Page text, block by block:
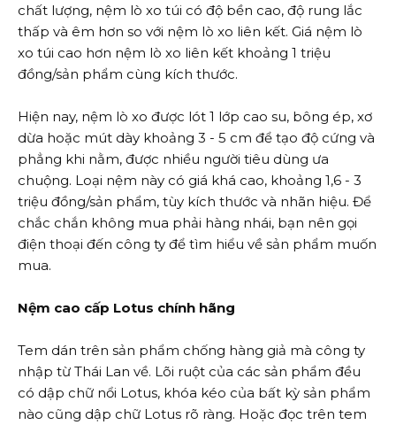
chất lượng, nệm lò xo túi có độ bền cao, độ rung lắc
thấp và êm hơn so với nệm lò xo liên kết. Giá nệm lò
xo túi cao hơn nệm lò xo liên kết khoảng 1 triệu
đồng/sản phẩm cùng kích thước.
Hiện nay, nệm lò xo được lót 1 lớp cao su, bông ép, xơ
dừa hoặc mút dày khoảng 3 - 5 cm để tạo độ cứng và
phẳng khi nằm, được nhiều người tiêu dùng ưa
chuộng. Loại nệm này có giá khá cao, khoảng 1,6 - 3
triệu đồng/sản phẩm, tùy kích thước và nhãn hiệu. Để
chắc chắn không mua phải hàng nhái, bạn nên gọi
điện thoại đến công ty để tìm hiểu về sản phẩm muốn
mua.
Nệm cao cấp Lotus chính hãng
Tem dán trên sản phẩm chống hàng giả mà công ty
nhập từ Thái Lan về. Lõi ruột của các sản phẩm đều
có dập chữ nổi Lotus, khóa kéo của bất kỳ sản phẩm
nào cũng dập chữ Lotus rõ ràng. Hoặc đọc trên tem